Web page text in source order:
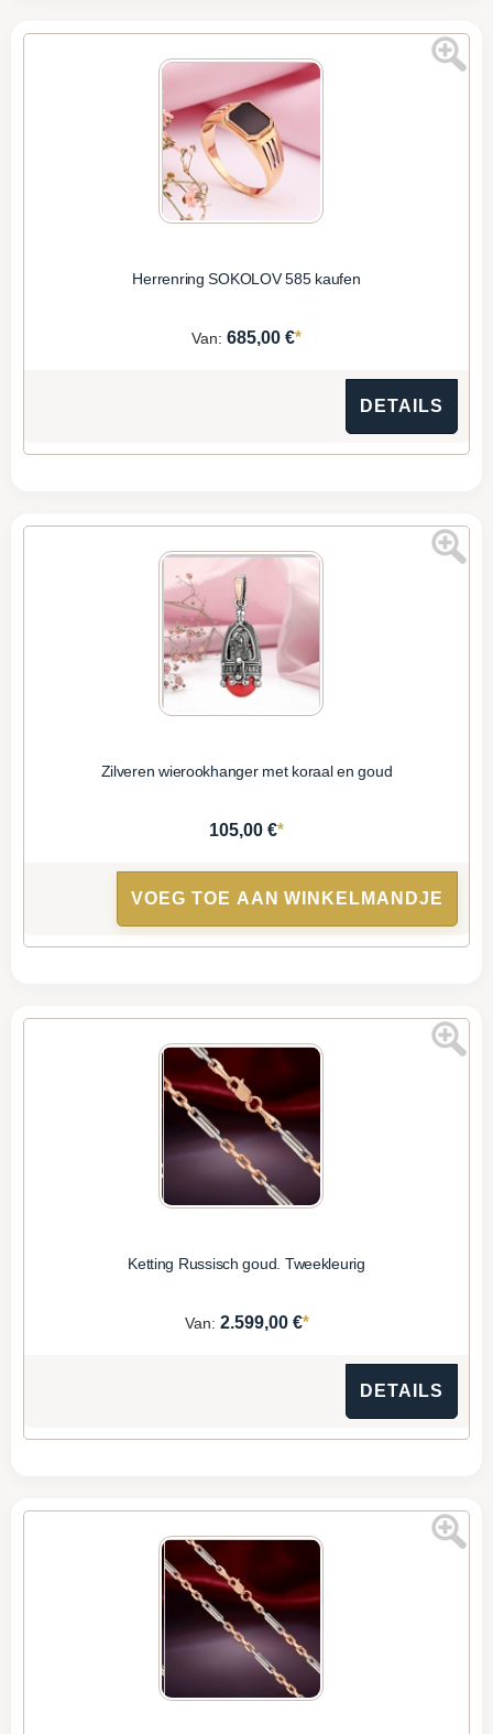
Herrenring SOKOLOV 585 kaufen
Van: 685,00 €*
DETAILS
Zilveren wierookhanger met koraal en goud
105,00 €*
VOEG TOE AAN WINKELMANDJE
Ketting Russisch goud. Tweekleurig
Van: 2.599,00 €*
DETAILS